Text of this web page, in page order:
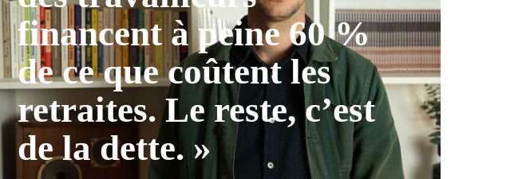
financent à peine 60 %
de ce que coûtent les
retraites. Le reste, c’est
de la dette. »